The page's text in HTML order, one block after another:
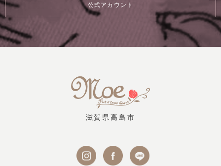
公式アカウント
滋賀県高島市